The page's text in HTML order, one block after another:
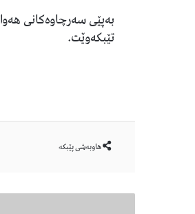
بەپێی سەرچاوەکانی
تێبکەوێت.
هاوبەشی پێبكە